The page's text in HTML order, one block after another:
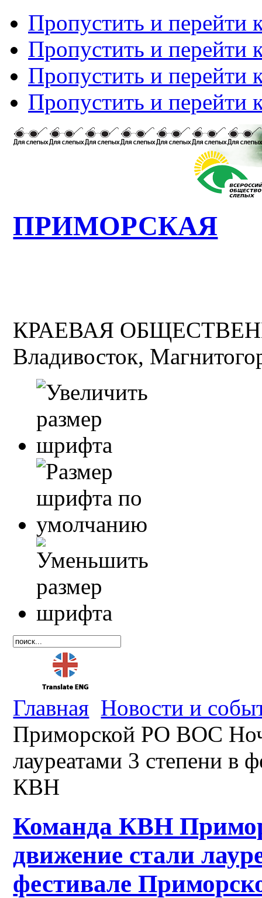
Пропустить и перейти
Пропустить и перейти
Пропустить и перейти
Пропустить и перейти
ПРИМОРСКАЯ
КРАЕВАЯ
Владивосток,
Главная Новости и
Приморской РО ВОС
лауреатами 3 степени в
КВН
Команда КВН
движение стали
фестивале